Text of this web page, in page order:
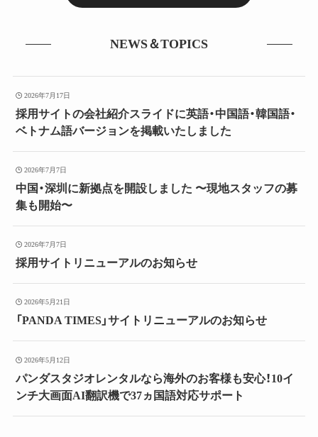
NEWS＆TOPICS
2026年7月17日
採用サイトの会社紹介スライドに英語・中国語・韓国語・
ベトナム語バージョンを掲載いたしました
2026年7月7日
中国・深圳に新拠点を開設しました 〜現地スタッフの募
集も開始〜
2026年7月7日
採用サイトリニューアルのお知らせ
2026年5月21日
「PANDA TIMES」サイトリニューアルのお知らせ
2026年5月12日
パンダスタジオレンタルなら海外のお客様も安心！10イ
ンチ大画面AI翻訳機で37ヵ国語対応サポート